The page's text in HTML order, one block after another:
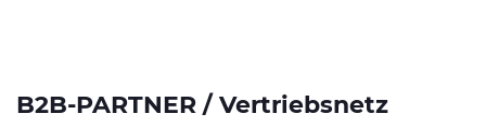
B2B-PARTNER / Vertriebsnetz